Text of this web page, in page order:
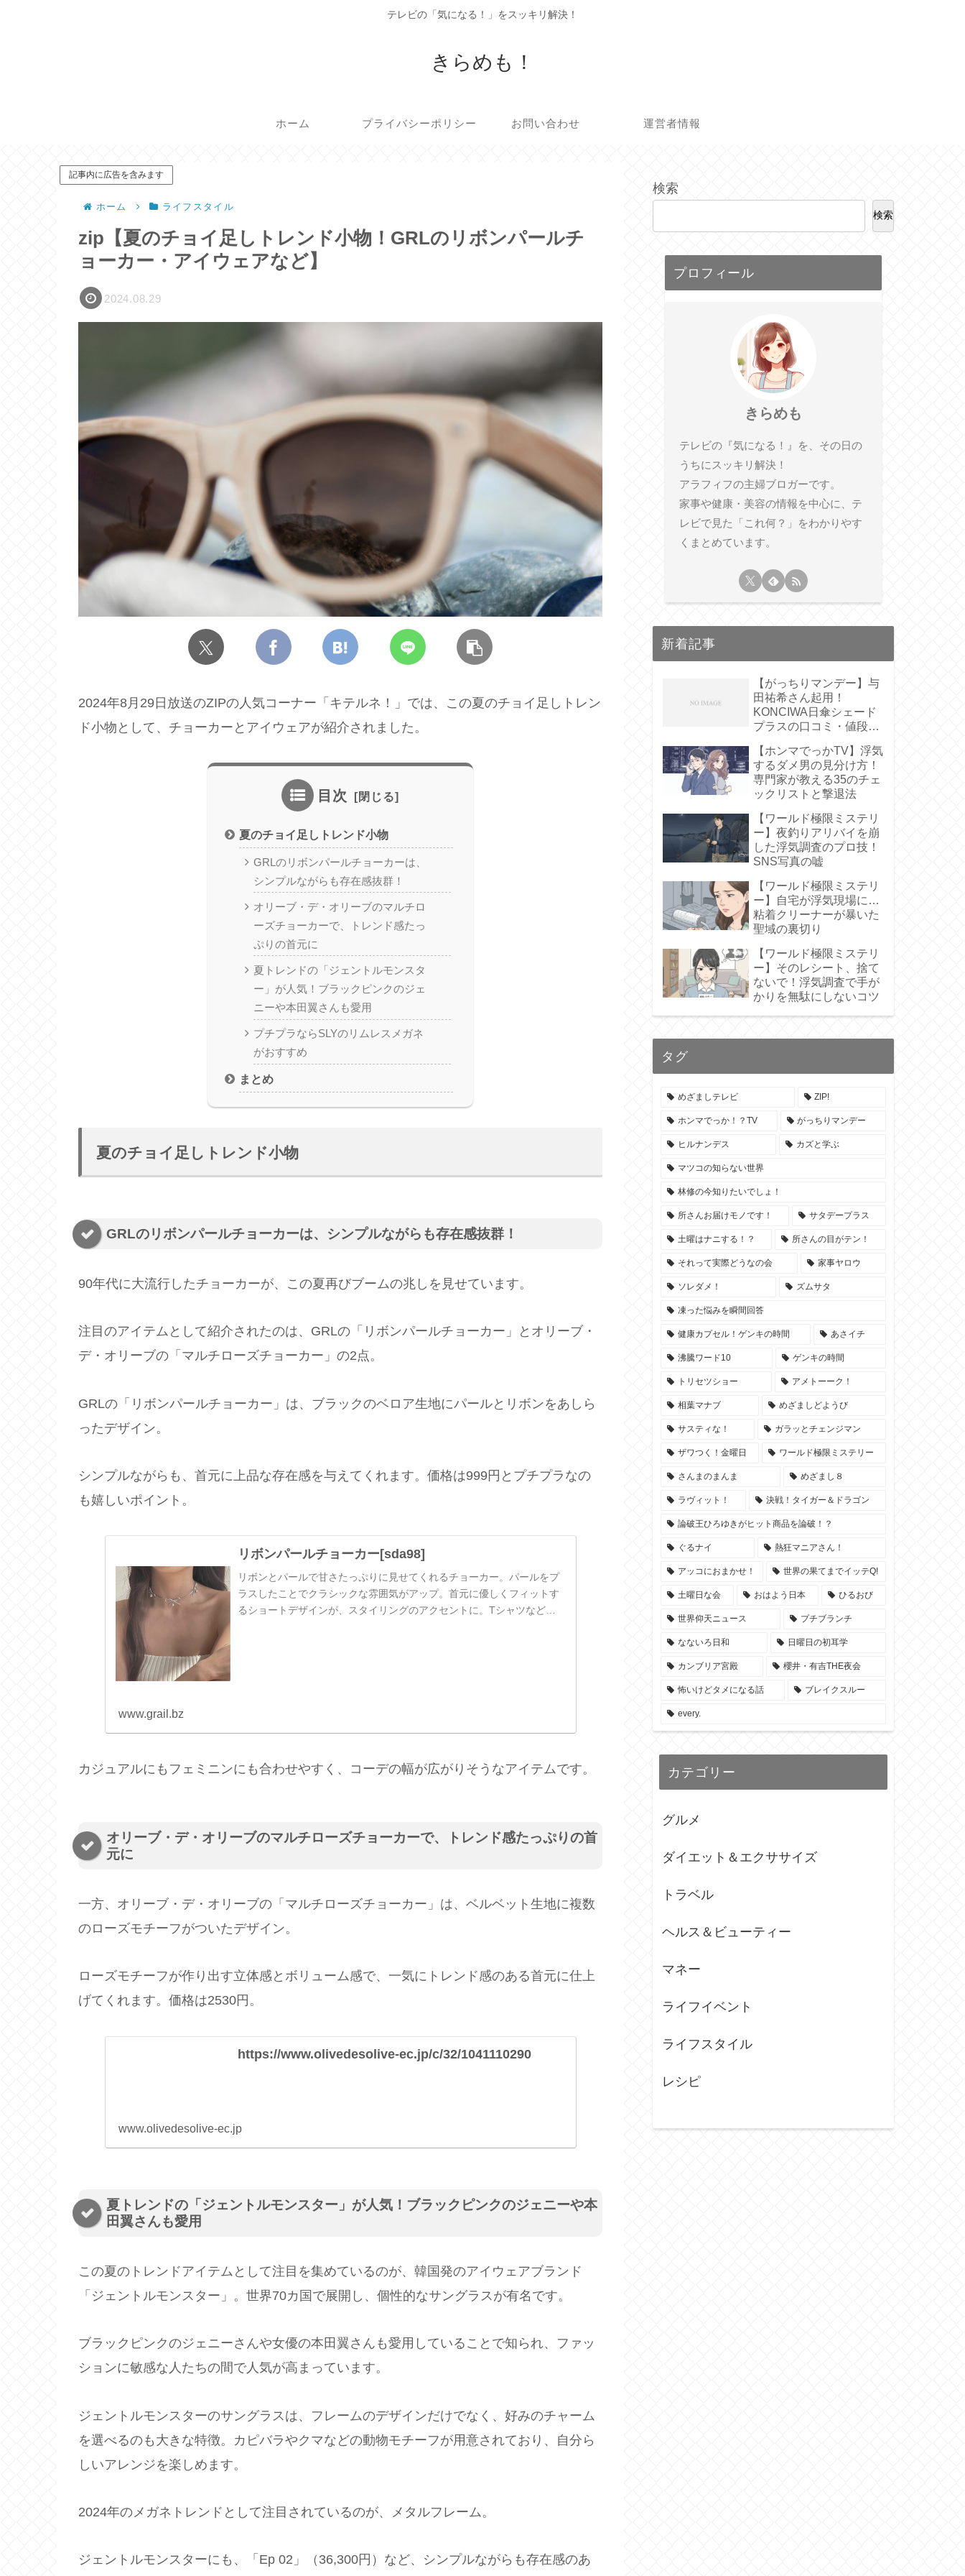
テレビの「気になる！」をスッキリ解決！
きらめも！
ホーム プライバシーポリシー お問い合わせ 運営者情報
記事内に広告を含みます
ホーム ライフスタイル
zip【夏のチョイ足しトレンド小物！GRLのリボンパールチ
ョーカー・アイウェアなど】
2024.08.29
2024年8月29日放送のZIPの人気コーナー「キテルネ！」では、この夏のチョイ足しトレン
ド小物として、チョーカーとアイウェアが紹介されました。
目次
夏のチョイ足しトレンド小物
GRLのリボンパールチョーカーは、
シンプルながらも存在感抜群！
オリーブ・デ・オリーブのマルチロ
ーズチョーカーで、トレンド感たっ
ぷりの首元に
夏トレンドの「ジェントルモンスタ
ー」が人気！ブラックピンクのジェ
ニーや本田翼さんも愛用
プチプラならSLYのリムレスメガネ
がおすすめ
まとめ
夏のチョイ足しトレンド小物
GRLのリボンパールチョーカーは、シンプルながらも存在感抜群！
90年代に大流行したチョーカーが、この夏再びブームの兆しを見せています。
注目のアイテムとして紹介されたのは、GRLの「リボンパールチョーカー」とオリーブ・
デ・オリーブの「マルチローズチョーカー」の2点。
GRLの「リボンパールチョーカー」は、ブラックのベロア生地にパールとリボンをあしら
ったデザイン。
シンプルながらも、首元に上品な存在感を与えてくれます。価格は999円とプチプラなの
も嬉しいポイント。
リボンパールチョーカー[sda98]
リボンとパールで甘さたっぷりに見せてくれるチョーカー。パールをプ
ラスしたことでクラシックな雰囲気がアップ。首元に優しくフィットす
るショートデザインが、スタイリングのアクセントに。Tシャツなどの
www.grail.bz
カジュアルにもフェミニンにも合わせやすく、コーデの幅が広がりそうなアイテムです。
オリーブ・デ・オリーブのマルチローズチョーカーで、トレンド感たっぷりの首
元に
一方、オリーブ・デ・オリーブの「マルチローズチョーカー」は、ベルベット生地に複数
のローズモチーフがついたデザイン。
ローズモチーフが作り出す立体感とボリューム感で、一気にトレンド感のある首元に仕上
げてくれます。価格は2530円。
https://www.olivedesolive-ec.jp/c/32/1041110290
www.olivedesolive-ec.jp
夏トレンドの「ジェントルモンスター」が人気！ブラックピンクのジェニーや本
田翼さんも愛用
この夏のトレンドアイテムとして注目を集めているのが、韓国発のアイウェアブランド
「ジェントルモンスター」。世界70カ国で展開し、個性的なサングラスが有名です。
ブラックピンクのジェニーさんや女優の本田翼さんも愛用していることで知られ、ファッ
ションに敏感な人たちの間で人気が高まっています。
ジェントルモンスターのサングラスは、フレームのデザインだけでなく、好みのチャーム
を選べるのも大きな特徴。カピバラやクマなどの動物モチーフが用意されており、自分ら
しいアレンジを楽しめます。
2024年のメガネトレンドとして注目されているのが、メタルフレーム。
ジェントルモンスターにも、「Ep 02」（36,300円）など、シンプルながらも存在感のあ
検索
検索
プロフィール
きらめも
テレビの『気になる！』を、その日の
うちにスッキリ解決！
アラフィフの主婦ブロガーです。
家事や健康・美容の情報を中心に、テ
レビで見た「これ何？」をわかりやす
くまとめています。
新着記事
【がっちりマンデー】与
田祐希さん起用！
KONCIWA日傘シェード
プラスの口コミ・値段
【ホンマでっかTV】浮気
するダメ男の見分け方！
専門家が教える35のチェ
ックリストと撃退法
【ワールド極限ミステリ
ー】夜釣りアリバイを崩
した浮気調査のプロ技！
SNS写真の嘘
【ワールド極限ミステリ
ー】自宅が浮気現場に…
粘着クリーナーが暴いた
聖域の裏切り
【ワールド極限ミステリ
ー】そのレシート、捨て
ないで！浮気調査で手が
かりを無駄にしないコツ
タグ
めざましテレビ ZIP!
ホンマでっか！？TV がっちりマンデー
ヒルナンデス カズと学ぶ
マツコの知らない世界
林修の今知りたいでしょ！
所さんお届けモノです！ サタデープラス
土曜はナニする！？ 所さんの目がテン！
それって実際どうなの会 家事ヤロウ
ソレダメ！ ズムサタ
凍った悩みを瞬間回答
健康カプセル！ゲンキの時間 あさイチ
沸騰ワード10 ゲンキの時間
トリセツショー アメトーーク！
相葉マナブ めざましどようび
サスティな！ ガラッとチェンジマン
ザワつく！金曜日 ワールド極限ミステリー
さんまのまんま めざまし８
ラヴィット！ 決戦！タイガー＆ドラゴン
論破王ひろゆきがヒット商品を論破！？
ぐるナイ 熱狂マニアさん！
アッコにおまかせ！ 世界の果てまでイッテQ!
土曜日な会 おはよう日本 ひるおび
世界仰天ニュース プチブランチ
なないろ日和 日曜日の初耳学
カンブリア宮殿 櫻井・有吉THE夜会
怖いけどタメになる話 ブレイクスルー
every.
カテゴリー
グルメ
ダイエット＆エクササイズ
トラベル
ヘルス＆ビューティー
マネー
ライフイベント
ライフスタイル
レシピ